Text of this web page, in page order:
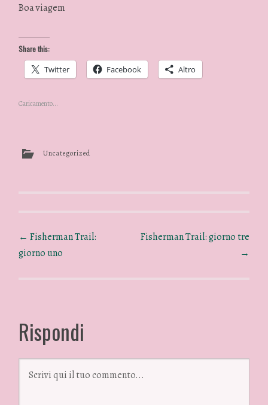
Boa viagem
Share this:
Twitter Facebook Altro
Caricamento...
Uncategorized
← Fisherman Trail:
giorno uno
Fisherman Trail: giorno tre
→
Rispondi